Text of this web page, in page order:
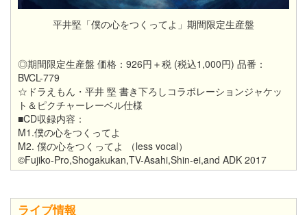
平井堅「僕の心をつくってよ」期間限定生産盤
◎期間限定生産盤 価格：926円＋税 (税込1,000円) 品番：
BVCL-779
☆ドラえもん・平井 堅 書き下ろしコラボレーションジャケッ
ト＆ピクチャーレーベル仕様
■CD収録内容：
M1.僕の心をつくってよ
M2. 僕の心をつくってよ （less vocal）
©Fujiko-Pro,Shogakukan,TV-Asahi,Shin-ei,and ADK 2017
ライブ情報